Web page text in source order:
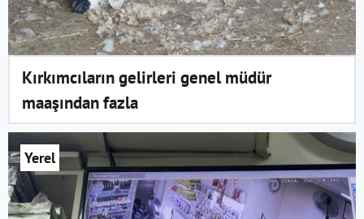
Kırkımcıların gelirleri genel müdür
maaşından fazla
Yerel